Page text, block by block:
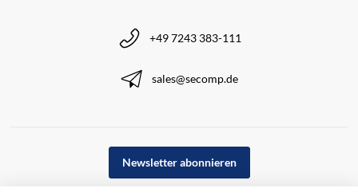
+49 7243 383-111
sales@secomp.de
Newsletter abonnieren